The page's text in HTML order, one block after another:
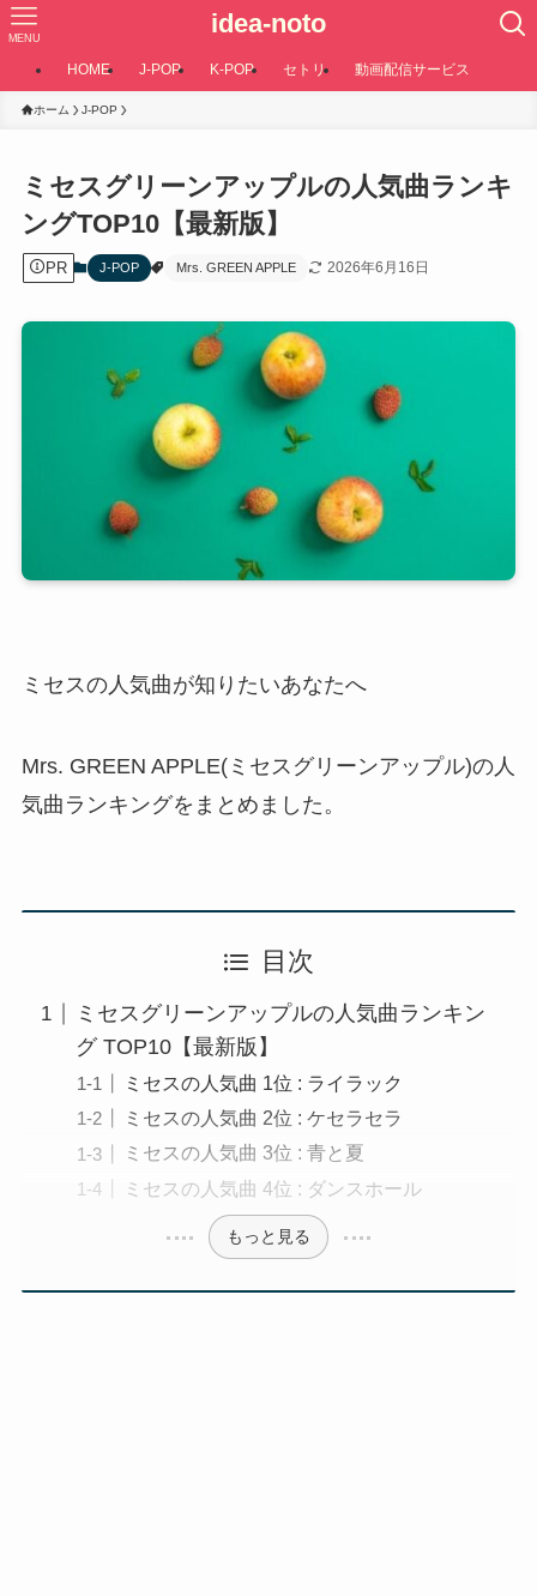
idea-noto
MENU
HOME J-POP K-POP セトリ 動画配信サービス
ホーム J-POP
ミセスグリーンアップルの人気曲ランキ
ングTOP10【最新版】
PR J-POP Mrs. GREEN APPLE 2026年6月16日
ミセスの人気曲が知りたいあなたへ
Mrs. GREEN APPLE(ミセスグリーンアップル)の人
気曲ランキングをまとめました。
目次
ミセスグリーンアップルの人気曲ランキン
グ TOP10【最新版】
ミセスの人気曲 1位 : ライラック
ミセスの人気曲 2位 : ケセラセラ
ミセスの人気曲 3位 : 青と夏
ミセスの人気曲 4位 : ダンスホール
もっと見る